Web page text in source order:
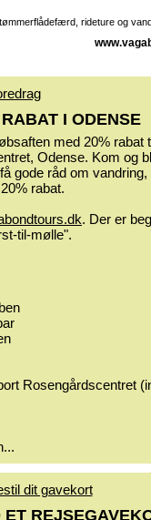
rideture og
I ODENSE
med 20% rabat
Odense. Kom og
gode råd om vandring,
rabat.
. Der er
til-mølle".
Rosengårdscentret